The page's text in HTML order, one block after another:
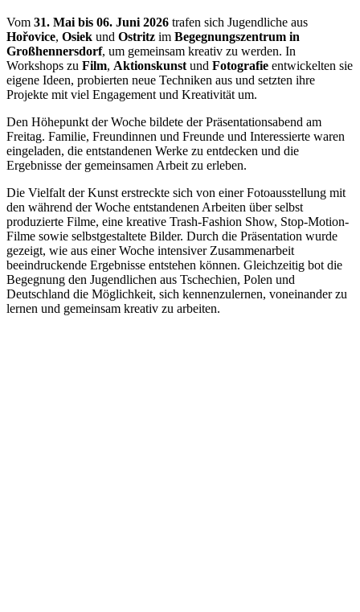
Vom 31. Mai bis 06. Juni 2026 trafen sich Jugendliche aus
Hořovice, Osiek und Ostritz im Begegnungszentrum in
Großhennersdorf, um gemeinsam kreativ zu werden. In
Workshops zu Film, Aktionskunst und Fotografie entwickelten sie
eigene Ideen, probierten neue Techniken aus und setzten ihre
Projekte mit viel Engagement und Kreativität um.
Den Höhepunkt der Woche bildete der Präsentationsabend am
Freitag. Familie, Freundinnen und Freunde und Interessierte waren
eingeladen, die entstandenen Werke zu entdecken und die
Ergebnisse der gemeinsamen Arbeit zu erleben.
Die Vielfalt der Kunst erstreckte sich von einer Fotoausstellung mit
den während der Woche entstandenen Arbeiten über selbst
produzierte Filme, eine kreative Trash-Fashion Show, Stop-Motion-
Filme sowie selbstgestaltete Bilder. Durch die Präsentation wurde
gezeigt, wie aus einer Woche intensiver Zusammenarbeit
beeindruckende Ergebnisse entstehen können. Gleichzeitig bot die
Begegnung den Jugendlichen aus Tschechien, Polen und
Deutschland die Möglichkeit, sich kennenzulernen, voneinander zu
lernen und gemeinsam kreativ zu arbeiten.